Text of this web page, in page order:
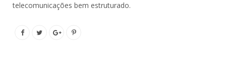
telecomunicações bem estruturado.